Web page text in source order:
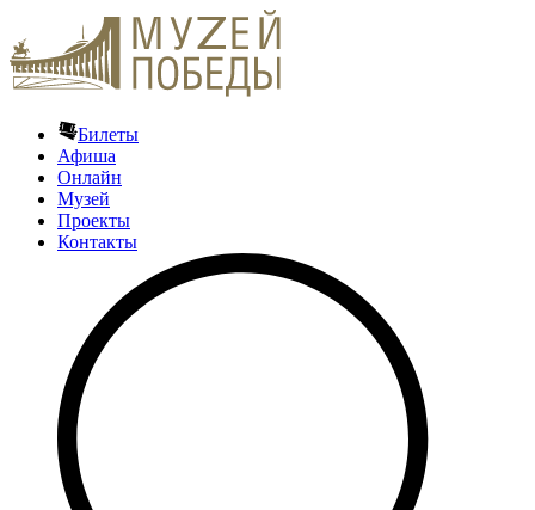
Билеты
Афиша
Онлайн
Музей
Проекты
Контакты